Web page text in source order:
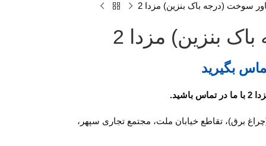
سوخت (درجه باک بنزین) مزدا 2
بنزین) مزدا 2
بگیرید
برق)، تقاطع خیابان ملت، مجتمع تجاری سپهر،